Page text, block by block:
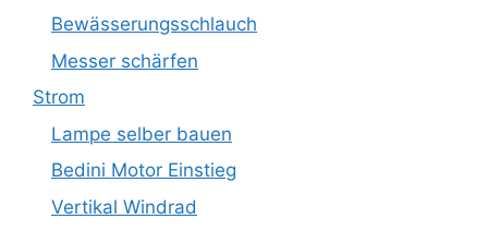
Bewässerungsschlauch
Messer schärfen
Strom
Lampe selber bauen
Bedini Motor Einstieg
Vertikal Windrad